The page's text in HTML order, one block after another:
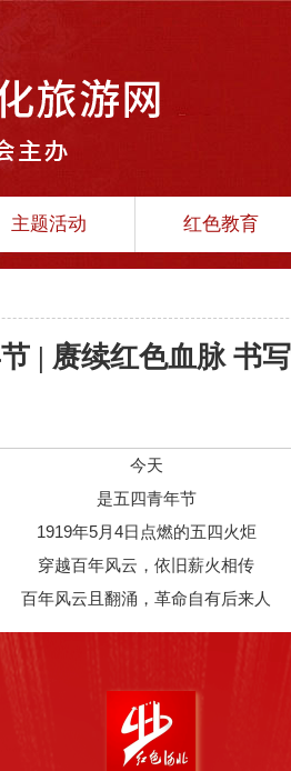
主题活动 红色教育
| 赓续红色血脉 书
今天
是五四青年节
1919年5月4日点燃的五四火炬
穿越百年风云，依旧薪火相传
百年风云且翻涌，革命自有后来人